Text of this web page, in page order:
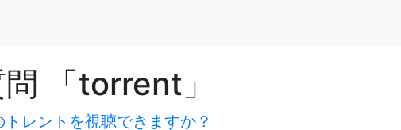
「torrent」
レントを視聴できますか？